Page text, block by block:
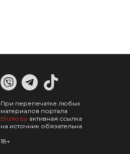
При перепечатке любых
материалов портала
Blizko.by активная ссылка
на источник обязательна
18+